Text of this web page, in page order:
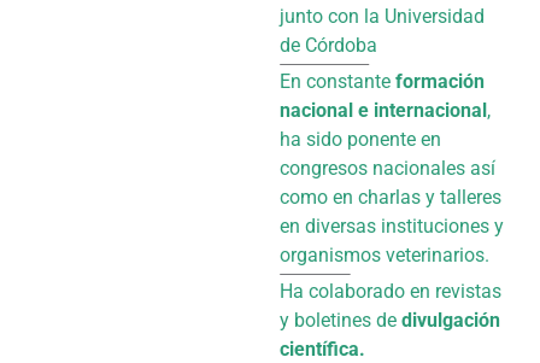
junto con la Universidad
de Córdoba
En constanteformación
nacional e internacional,
ha sido ponente en
congresos nacionales así
como en charlas y talleres
en diversas instituciones y
organismos veterinarios.
Ha colaborado en revistas
y boletines dedivulgación
científica.